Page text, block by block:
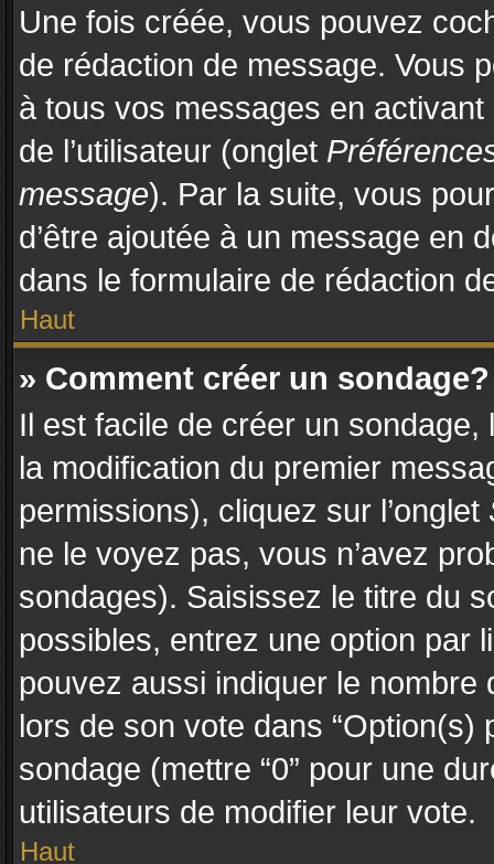
Une fois créée, vous pouvez
de rédaction de message. Vous
à tous vos messages en
de l’utilisateur (onglet
message). Par la suite, vous
d’être ajoutée à un message en
dans le formulaire de rédaction
Haut
» Comment créer un sondage?
Il est facile de créer un sondage,
la modification du premier
permissions), cliquez sur l’onglet
ne le voyez pas, vous n’avez
sondages). Saisissez le titre du
possibles, entrez une option par
pouvez aussi indiquer le nombre
lors de son vote dans “Option(s)
sondage (mettre “0” pour une
utilisateurs de modifier leur vote.
Haut